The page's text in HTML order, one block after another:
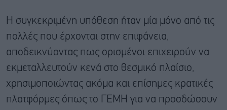
Η συγκεκριμένη υπόθεση ήταν μία μόνο από τις
πολλές που έρχονται στην επιφάνεια,
αποδεικνύοντας πως ορισμένοι επιχειρούν να
εκμεταλλευτούν κενά στο θεσμικό πλαίσιο,
χρησιμοποιώντας ακόμα και επίσημες κρατικές
πλατφόρμες όπως το ΓΕΜΗ για να προσδώσουν